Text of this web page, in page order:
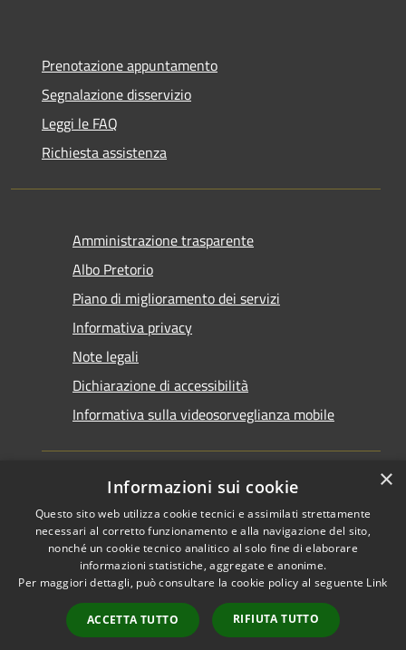
Prenotazione appuntamento
Segnalazione disservizio
Leggi le FAQ
Richiesta assistenza
Amministrazione trasparente
Albo Pretorio
Piano di miglioramento dei servizi
Informativa privacy
Note legali
Dichiarazione di accessibilità
Informativa sulla videosorveglianza mobile
RSS
Accessibilità
Cookie
Mappa del sito
Area riservata del
Copyright © 2026 • Comune di
Taranto • Powered by
Municipium•Accesso
redazione
×
Informazioni sui cookie
Questo sito web utilizza cookie tecnici e assimilati strettamente
necessari al corretto funzionamento e alla navigazione del sito,
nonché un cookie tecnico analitico al solo fine di elaborare
informazioni statistiche, aggregate e anonime.
Per maggiori dettagli, può consultare la cookie policy al seguente Link
ACCETTA TUTTO RIFIUTA TUTTO